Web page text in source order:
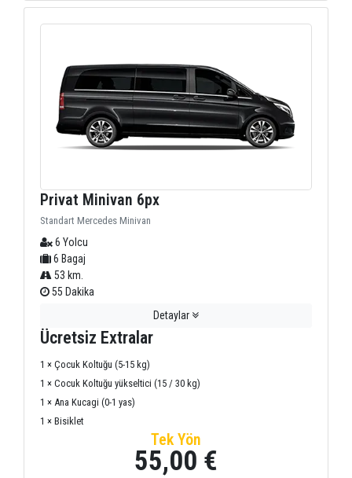
Privat Minivan 6px
Standart Mercedes Minivan
6 Yolcu
6 Bagaj
53 km.
55 Dakika
Detaylar
Ücretsiz Extralar
1 × Çocuk Koltuğu (5-15 kg)
1 × Cocuk Koltuğu yükseltici (15 / 30 kg)
1 × Ana Kucagi (0-1 yas)
1 × Bisiklet
Tek Yön
55,00 €